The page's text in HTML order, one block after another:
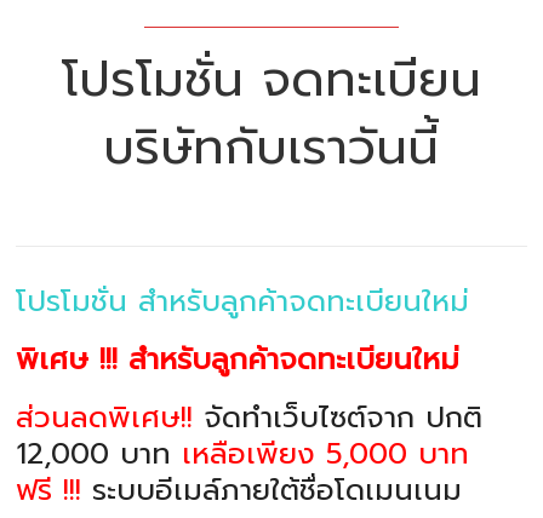
โปรโมชั่น จดทะเบียน
บริษัทกับเราวันนี้
โปรโมชั่น สำหรับลูกค้าจดทะเบียนใหม่
พิเศษ !!! สำหรับลูกค้าจดทะเบียนใหม่
ส่วนลดพิเศษ!! จัดทำเว็บไซต์จาก ปกติ
12,000 บาท เหลือเพียง 5,000 บาท
ฟรี !!! ระบบอีเมล์ภายใต้ชื่อโดเมนเนม